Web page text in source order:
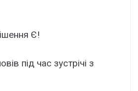
Є!
пiд час зуcтрічі з